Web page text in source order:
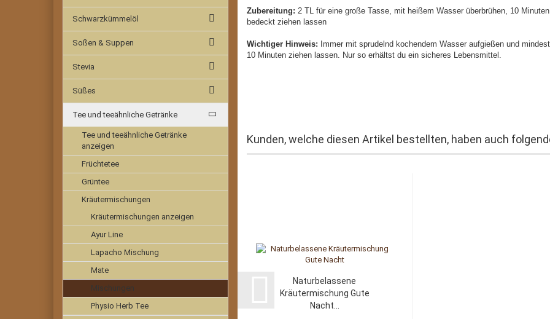
Zubereitung: 2 TL für eine große Tasse, mit heißem Wasser überbrühen, 10 Minuten
bedeckt ziehen lassen
Wichtiger Hinweis: Immer mit sprudelnd kochendem Wasser aufgießen und
10 Minuten ziehen lassen. Nur so erhältst du ein sicheres Lebensmittel.
Kunden, welche diesen Artikel bestellten, haben auch
Naturbelassene
Kräutermischung Gute
Nacht...
Schwarzkümmelöl
Soßen & Suppen
Stevia
Süßes
Tee und teeähnliche Getränke
Tee und teeähnliche Getränke
anzeigen
Früchtetee
Grüntee
Kräutermischungen
Kräutermischungen anzeigen
Ayur Line
Lapacho Mischung
Mate
Mischungen
Physio Herb Tee